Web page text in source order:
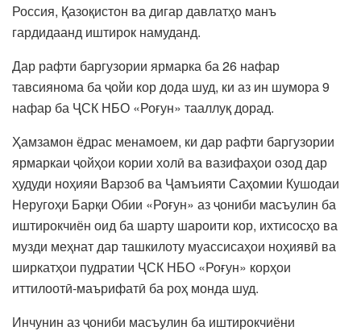
Россия, Қазоқистон ва дигар давлатҳо манъ
гардидаанд иштирок намуданд.
Дар рафти баргузории ярмарка ба 26 нафар
тавсиянома ба ҷойи кор дода шуд, ки аз ин шумора 9
нафар ба ҶСК НБО «Роғун» тааллуқ дорад.
Ҳамзамон ёдрас менамоем, ки дар рафти баргузории
ярмаркаи ҷойҳои кории холӣ ва вазифаҳои озод дар
ҳудуди ноҳияи Варзоб ва Ҷамъияти Саҳомии Кушодаи
Неругоҳи Барқи Обии «Роғун» аз ҷониби масъулин ба
иштирокчиён оид ба шарту шароити кор, ихтисосҳо ва
музди меҳнат дар ташкилоту муассисаҳои ноҳиявӣ ва
ширкатҳои пудратии ҶСК НБО «Роғун» корҳои
иттилоотӣ-маърифатӣ ба роҳ монда шуд.
Инчунин аз ҷониби масъулин ба иштирокчиёни